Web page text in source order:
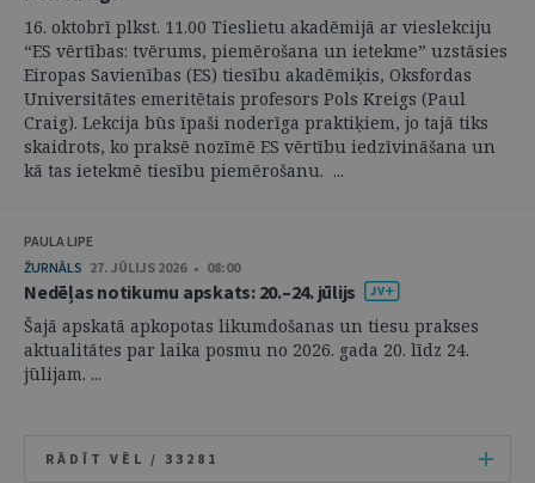
16. oktobrī plkst. 11.00 Tieslietu akadēmijā ar vieslekciju
“ES vērtības: tvērums, piemērošana un ietekme” uzstāsies
Eiropas Savienības (ES) tiesību akadēmiķis, Oksfordas
Universitātes emeritētais profesors Pols Kreigs (Paul
Craig). Lekcija būs īpaši noderīga praktiķiem, jo tajā tiks
skaidrots, ko praksē nozīmē ES vērtību iedzīvināšana un
kā tas ietekmē tiesību piemērošanu. ...
PAULA LIPE
ŽURNĀLS 27. JŪLIJS 2026 • 08:00
Nedēļas notikumu apskats: 20.–24. jūlijs
Šajā apskatā apkopotas likumdošanas un tiesu prakses
aktualitātes par laika posmu no 2026. gada 20. līdz 24.
jūlijam. ...
RĀDĪT VĒL / 33281